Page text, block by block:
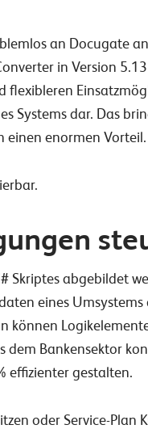
an Docugate
in Version
flexibleren
Systems dar. Das
einen enormen Vorteil.
Skriptes abgebildet
eines
können
dem Bankensektor
effizienter gestalten.
oder Service-Plan